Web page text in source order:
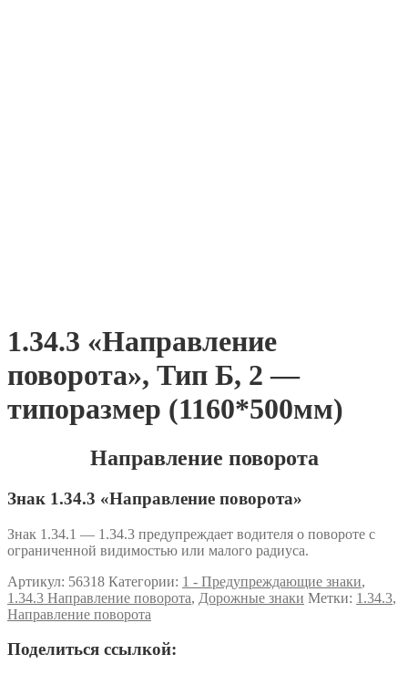
1.34.3 «Направление
поворота», Тип Б, 2 —
типоразмер (1160*500мм)
Направление поворота
Знак 1.34.3 «Направление поворота»
Знак 1.34.1 — 1.34.3 предупреждает водителя о повороте с
ограниченной видимостью или малого радиуса.
Артикул: 56318 Категории: 1 - Предупреждающие знаки,
1.34.3 Направление поворота, Дорожные знаки Метки: 1.34.3,
Направление поворота
Поделиться ссылкой: